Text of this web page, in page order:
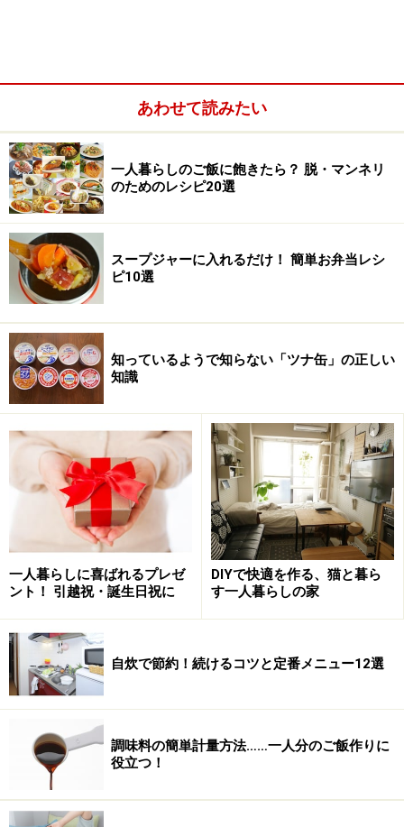
オイルヒーター
※ 値段の記載がありますが、あくまで目安です。機能
やメーカーによって異なりますので、ご自身でよくご確
認の上、お買い求めください。
部屋全体が暖まるエアコンが部屋について
いるけれど……
暖房器具と言われたとき、「最初から部屋にエアコンが
ついているから、これで十分じゃないの？」と思うかも
しれません。
もちろんエアコンだけで足りることもあります。ただ
し、すでに設置されているものは、かなり古いものだっ
たり、購入費用を安く抑えるために機能が劣ったものと
いう場合があります。新しいエアコンは省エネ化されて
いるものが多いですが、古いものは電気代が高くなった
す。
ちなみに私が最初に一人暮らしをした部屋では古いエア
コンが設置されていたため、エアコンで暖を取っていた
冬場一ヶ月の電気代は7,000円でした。それをガスファン
ヒーターに代えたら、電気代が4,000円弱に。ガス代は
1,500円ほど上がりましたが、約1,500円光熱費に節約で
きたことになります。
あわせて読みたい
一人暮らしのご飯に飽きたら？ 脱・マンネリ
のためのレシピ20選
スープジャーに入れるだけ！ 簡単お弁当レシ
ピ10選
知っているようで知らない「ツナ缶」の正しい
知識
一人暮らしに喜ばれるプレゼ
ント！ 引越祝・誕生日祝に
DIYで快適を作る、猫と暮ら
す一人暮らしの家
自炊で節約！続けるコツと定番メニュー12選
調味料の簡単計量方法……一人分のご飯作りに
役立つ！